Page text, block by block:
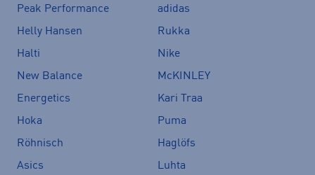
Peak Performance
adidas
Helly Hansen
Rukka
Halti
Nike
New Balance
McKINLEY
Energetics
Kari Traa
Hoka
Puma
Röhnisch
Haglöfs
Asics
Luhta